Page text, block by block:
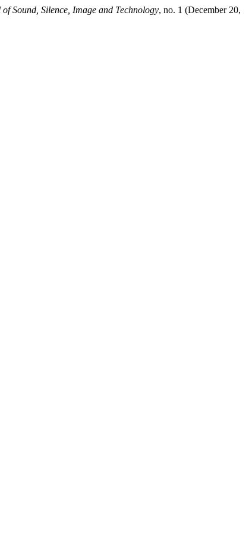
Sound, Silence, Image and Technology, no. 1 (December 20,